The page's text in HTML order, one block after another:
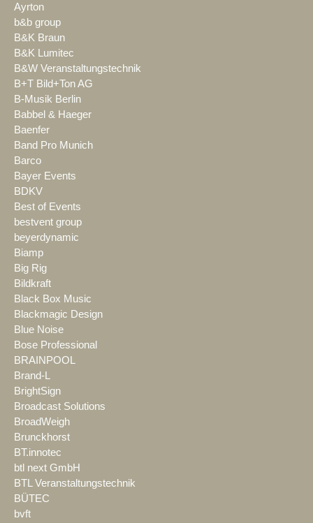
Ayrton
b&b group
B&K Braun
B&K Lumitec
B&W Veranstaltungstechnik
B+T Bild+Ton AG
B-Musik Berlin
Babbel & Haeger
Baenfer
Band Pro Munich
Barco
Bayer Events
BDKV
Best of Events
bestvent group
beyerdynamic
Biamp
Big Rig
Bildkraft
Black Box Music
Blackmagic Design
Blue Noise
Bose Professional
BRAINPOOL
Brand-L
BrightSign
Broadcast Solutions
BroadWeigh
Brunckhorst
BT.innotec
btl next GmbH
BTL Veranstaltungstechnik
BÜTEC
bvft